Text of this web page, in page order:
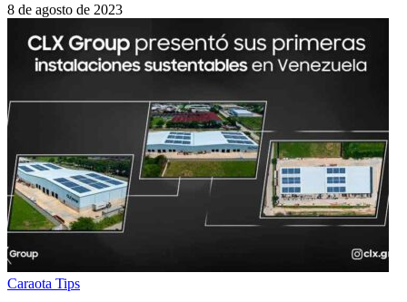
8 de agosto de 2023
Caraota Tips